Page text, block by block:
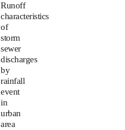
Runoff
characteristics
of
storm
sewer
discharges
by
rainfall
event
in
urban
area